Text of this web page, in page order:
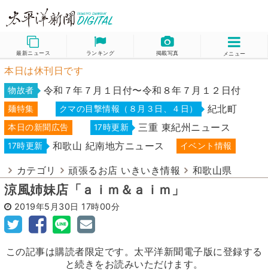
最新ニュース ランキング 掲載写真 メニュー
本日は休刊日です
物故者 令和７年７月１日付〜令和８年７月１２日付
麺特集 クマの目撃情報（８月３日、４日） 紀北町
本日の新聞広告 17時更新 三重 東紀州ニュース
17時更新 和歌山 紀南地方ニュース イベント情報
カテゴリ 頑張るお店 いきいき情報 和歌山県
涼風姉妹店「ａｉｍ＆ａｉｍ」
2019年5月30日 17時00分
この記事は購読者限定です。太平洋新聞電子版に登録する
と続きをお読みいただけます。